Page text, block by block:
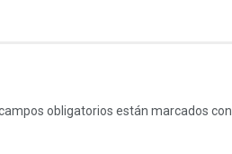
campos obligatorios están marcados con